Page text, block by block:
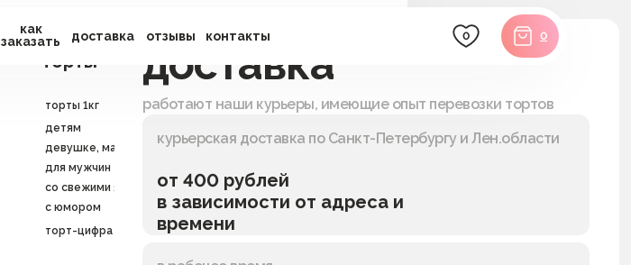
как
заказать
доставка отзывы контакты 0
0
заказные
торты
детям
для мужчин
девушке, маме
с юмором
торт-цифра
кенди-бар
трайфлы
торты 1кг
со свежими ягодами
свадьба
корпоратив
юбилей
свадебные
торты
курьерская доставка по Санкт-Петербургу и Лен.области
от 400 рублей
в зависимости от адреса и
времени
работают наши курьеры, имеющие опыт перевозки тортов
доставка